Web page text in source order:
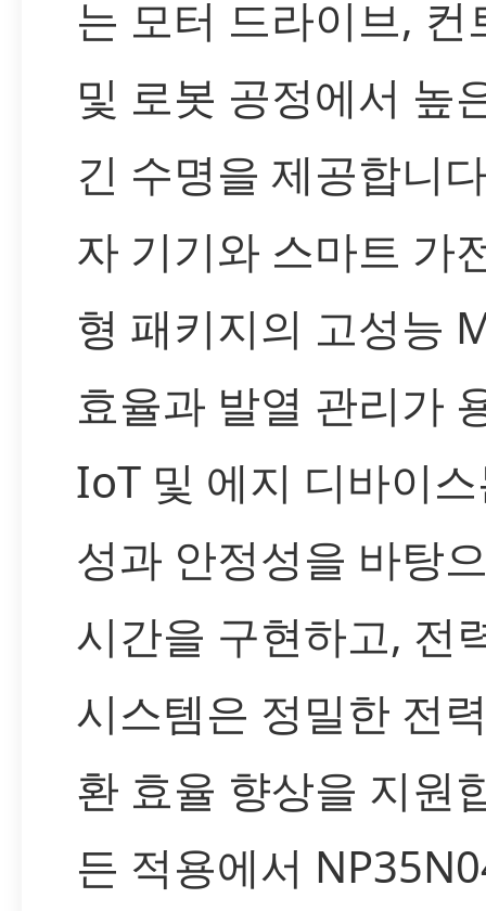
는 모터 드라이브,
및 로봇 공정에서 높
긴 수명을 제공합니
자 기기와 스마트 가
형 패키지의 고성능
효율과 발열 관리가
IoT 및 에지 디바이
성과 안정성을 바탕
시간을 구현하고, 전
시스템은 정밀한 전
환 효율 향상을 지원
든 적용에서